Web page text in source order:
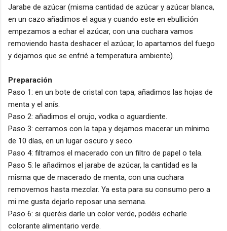
Jarabe de azúcar (misma cantidad de azúcar y azúcar blanca,
en un cazo añadimos el agua y cuando este en ebullición
empezamos a echar el azúcar, con una cuchara vamos
removiendo hasta deshacer el azúcar, lo apartamos del fuego
y dejamos que se enfrié a temperatura ambiente).
Preparación
Paso 1: en un bote de cristal con tapa, añadimos las hojas de
menta y el anís.
Paso 2: añadimos el orujo, vodka o aguardiente.
Paso 3: cerramos con la tapa y dejamos macerar un mínimo
de 10 días, en un lugar oscuro y seco.
Paso 4: filtramos el macerado con un filtro de papel o tela.
Paso 5: le añadimos el jarabe de azúcar, la cantidad es la
misma que de macerado de menta, con una cuchara
removemos hasta mezclar. Ya esta para su consumo pero a
mi me gusta dejarlo reposar una semana.
Paso 6: si queréis darle un color verde, podéis echarle
colorante alimentario verde.